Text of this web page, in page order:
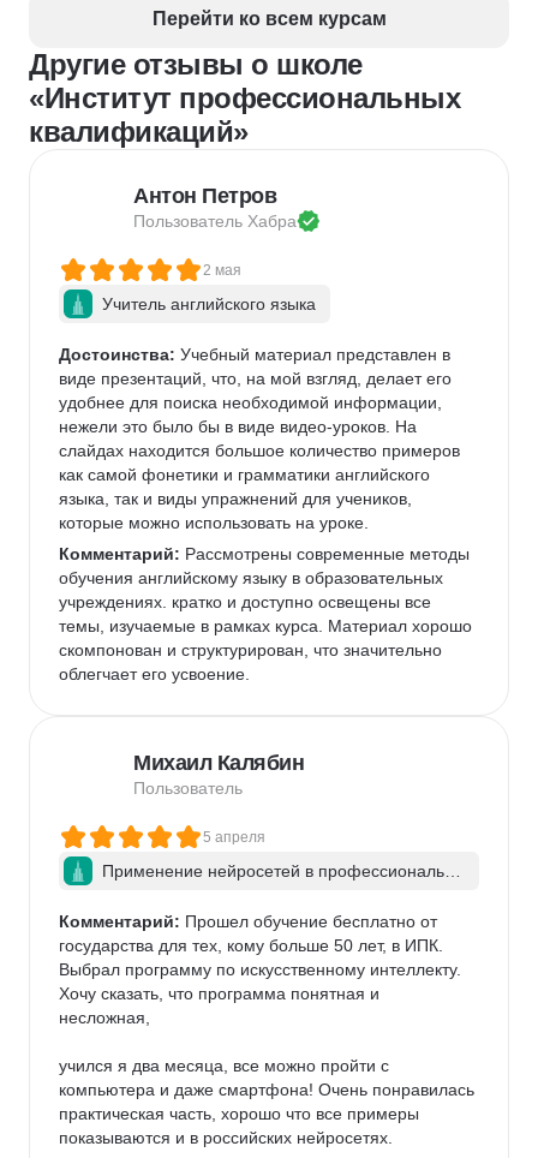
Перейти ко всем курсам
Другие отзывы о школе
«Институт профессиональных
квалификаций»
Антон Петров
Пользователь Хабра
2 мая
Учитель английского языка
Достоинства: Учебный материал представлен в
виде презентаций, что, на мой взгляд, делает его
удобнее для поиска необходимой информации,
нежели это было бы в виде видео-уроков. На
слайдах находится большое количество примеров
как самой фонетики и грамматики английского
языка, так и виды упражнений для учеников,
которые можно использовать на уроке.
Комментарий: Рассмотрены современные методы
обучения английскому языку в образовательных
учреждениях. кратко и доступно освещены все
темы, изучаемые в рамках курса. Материал хорошо
скомпонован и структурирован, что значительно
облегчает его усвоение.
Михаил Калябин
Пользователь
5 апреля
Применение нейросетей в профессионально
Комментарий: Прошел обучение бесплатно от
государства для тех, кому больше 50 лет, в ИПК.
Выбрал программу по искусственному интеллекту.
Хочу сказать, что программа понятная и
несложная,
учился я два месяца, все можно пройти с
компьютера и даже смартфона! Очень понравилась
практическая часть, хорошо что все примеры
показываются и в российских нейросетях.